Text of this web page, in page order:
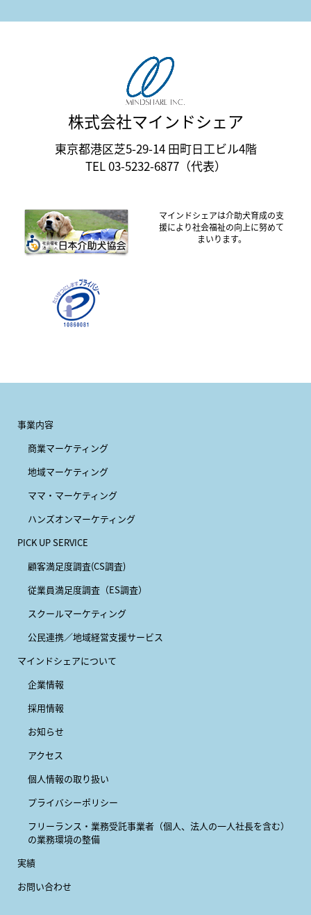
株式会社マインドシェア
東京都港区芝5-29-14 田町日工ビル4階
TEL 03-5232-6877（代表）
マインドシェアは介助犬育成の支
援により社会福祉の向上に努めて
まいります。
事業内容
商業マーケティング
地域マーケティング
ママ・マーケティング
ハンズオンマーケティング
PICK UP SERVICE
顧客満足度調査(CS調査)
従業員満足度調査（ES調査）
スクールマーケティング
公民連携／地域経営支援サービス
マインドシェアについて
企業情報
採用情報
お知らせ
アクセス
個人情報の取り扱い
プライバシーポリシー
フリーランス・業務受託事業者 （個人、法人の一人社長を含む）
の業務環境の整備
実績
お問い合わせ